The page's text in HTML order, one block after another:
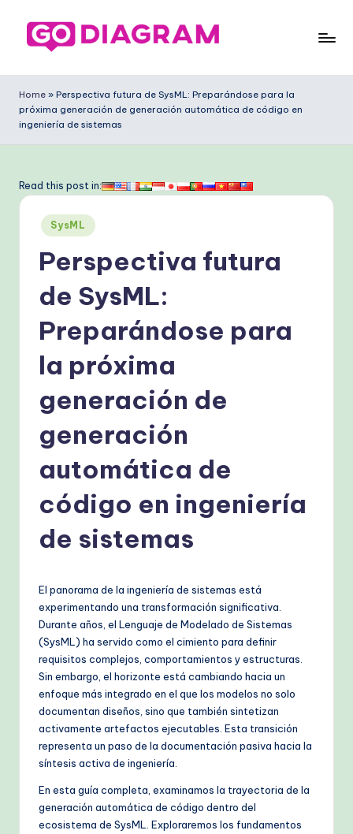
Saltar
o
D
ra
m
ni
A
W
o
fl
o
w
Home » Perspectiva futura de SysML: Preparándose para la
próxima generación de generación automática de código en
ingeniería de sistemas
Read this post in:
Publicado
en
SysML
Perspectiva futura
de SysML:
Preparándose para
la próxima
generación de
generación
automática de
código en ingeniería
de sistemas
El panorama de la ingeniería de sistemas está
experimentando una transformación significativa.
Durante años, el Lenguaje de Modelado de Sistemas
(SysML) ha servido como el cimiento para definir
requisitos complejos, comportamientos y estructuras.
Sin embargo, el horizonte está cambiando hacia un
enfoque más integrado en el que los modelos no solo
documentan diseños, sino que también sintetizan
activamente artefactos ejecutables. Esta transición
representa un paso de la documentación pasiva hacia la
síntesis activa de ingeniería.
En esta guía completa, examinamos la trayectoria de la
generación automática de código dentro del
ecosistema de SysML. Exploraremos los fundamentos